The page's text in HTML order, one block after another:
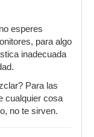
esperes
para algo
inadecuada
Para las
cualquier cosa
no te sirven.